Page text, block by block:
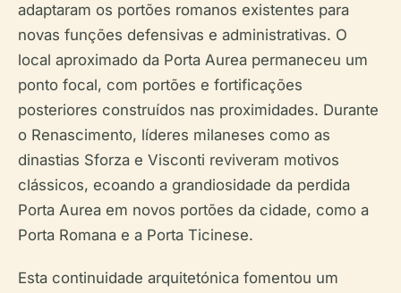
adaptaram os portões romanos existentes para
novas funções defensivas e administrativas. O
local aproximado da Porta Aurea permaneceu um
ponto focal, com portões e fortificações
posteriores construídos nas proximidades. Durante
o Renascimento, líderes milaneses como as
dinastias Sforza e Visconti reviveram motivos
clássicos, ecoando a grandiosidade da perdida
Porta Aurea em novos portões da cidade, como a
Porta Romana e a Porta Ticinese.
Esta continuidade arquitetónica fomentou um